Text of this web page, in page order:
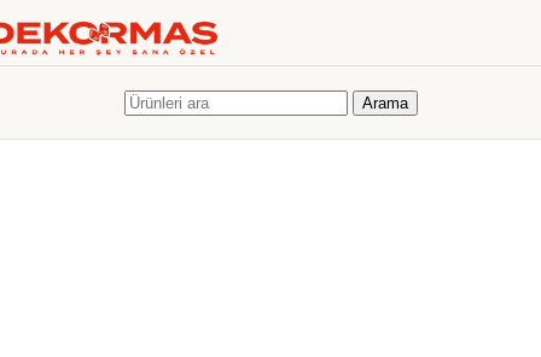
Skip to navigationSkip to main content
KİŞİYE ÖZEL HEDİYELER KİŞİYE ÖZEL FOTOĞRAF BASKILARI
KİŞİYE ÖZEL HEDİYELER
KİŞİYE ÖZEL FOTOĞRAF BASKILARI
DEKORATİF KANVAS
KİŞİYE ÖZEL KUPA BARDAKLAR FOTOĞRAF ALBÜMLERİ
Arama